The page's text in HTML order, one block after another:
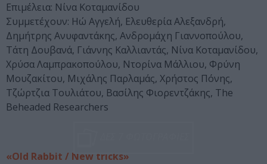
Επιμέλεια: Νίνα Κοταμανίδου
Συμμετέχουν: Ηώ Αγγελή, Ελευθερία Αλεξανδρή,
Δημήτρης Ανυφαντάκης, Ανδρομάχη Γιαννοπούλου,
Τάτη Δουβανά, Γιάννης Καλλιαντάς, Νίνα Κοταμανίδου,
Χρύσα Λαμπρακοπούλου, Ντορίνα Μάλλιου, Φρύνη
Μουζακίτου, Μιχάλης Παρλαμάς, Χρήστος Πόνης,
Τζώρτζια Τουλιάτου, Βασίλης Φιορεντζάκης, The
Beheaded Researchers
«Old Rabbit / New tricks»